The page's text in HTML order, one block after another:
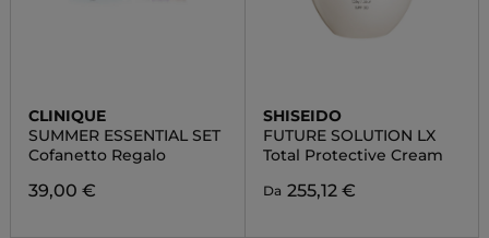
CLINIQUE
SUMMER ESSENTIAL SET
Cofanetto Regalo
39,00 €
SHISEIDO
FUTURE SOLUTION LX
Total Protective Cream
Da 255,12 €